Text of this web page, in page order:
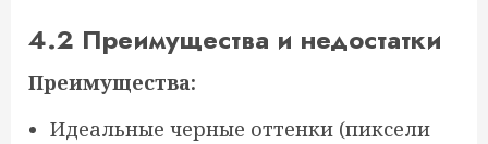
4.2 Преимущества и недостатки
Преимущества:
Идеальные черные оттенки (пиксели